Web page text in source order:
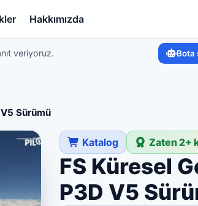
Hakkımızda
veriyoruz. Bota
Sürümü
Katalog Zaten 2+
FS Küresel
P3D V5